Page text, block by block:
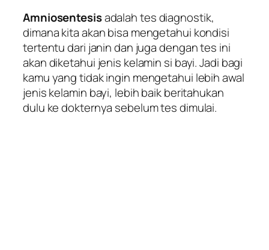
Amniosentesisadalah tes diagnostik,
dimana kita akan bisa mengetahui kondisi
tertentu dari janin dan juga dengan tes ini
akan diketahui jenis kelamin si bayi. Jadi bagi
kamu yang tidak ingin mengetahui lebih awal
jenis kelamin bayi, lebih baik beritahukan
dulu ke dokternya sebelum tes dimulai.